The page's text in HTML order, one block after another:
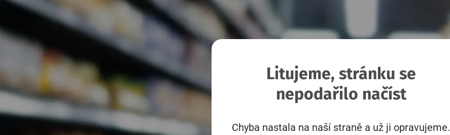
Litujeme, stránku se
nepodařilo načíst
Chyba nastala na naší straně a už ji opravujeme.